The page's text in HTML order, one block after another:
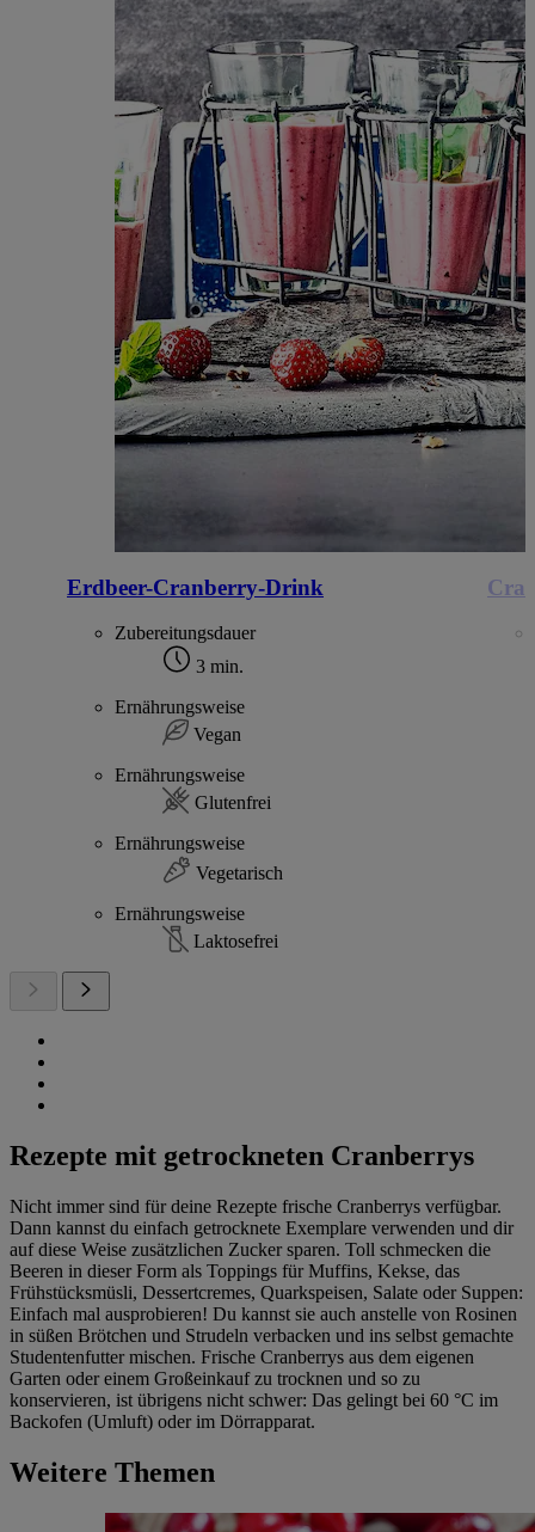
Erdbeer-Cranberry-Drink
Zubereitungsdauer
3 min.
Ernährungsweise
Vegan
Ernährungsweise
Glutenfrei
Ernährungsweise
Vegetarisch
Ernährungsweise
Laktosefrei
Rezepte mit getrockneten Cranberrys
Nicht immer sind für deine Rezepte frische Cranberrys verfügbar.
Dann kannst du einfach getrocknete Exemplare verwenden und dir
auf diese Weise zusätzlichen Zucker sparen. Toll schmecken die
Beeren in dieser Form als Toppings für Muffins, Kekse, das
Frühstücksmüsli, Dessertcremes, Quarkspeisen, Salate oder Suppen:
Einfach mal ausprobieren! Du kannst sie auch anstelle von Rosinen
in süßen Brötchen und Strudeln verbacken und ins selbst gemachte
Studentenfutter mischen. Frische Cranberrys aus dem eigenen
Garten oder einem Großeinkauf zu trocknen und so zu
konservieren, ist übrigens nicht schwer: Das gelingt bei 60 °C im
Backofen (Umluft) oder im Dörrapparat.
Weitere Themen